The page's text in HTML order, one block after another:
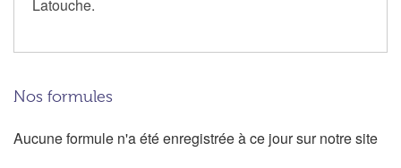
Latouche.
Nos formules
Aucune formule n'a été enregistrée à ce jour sur notre site